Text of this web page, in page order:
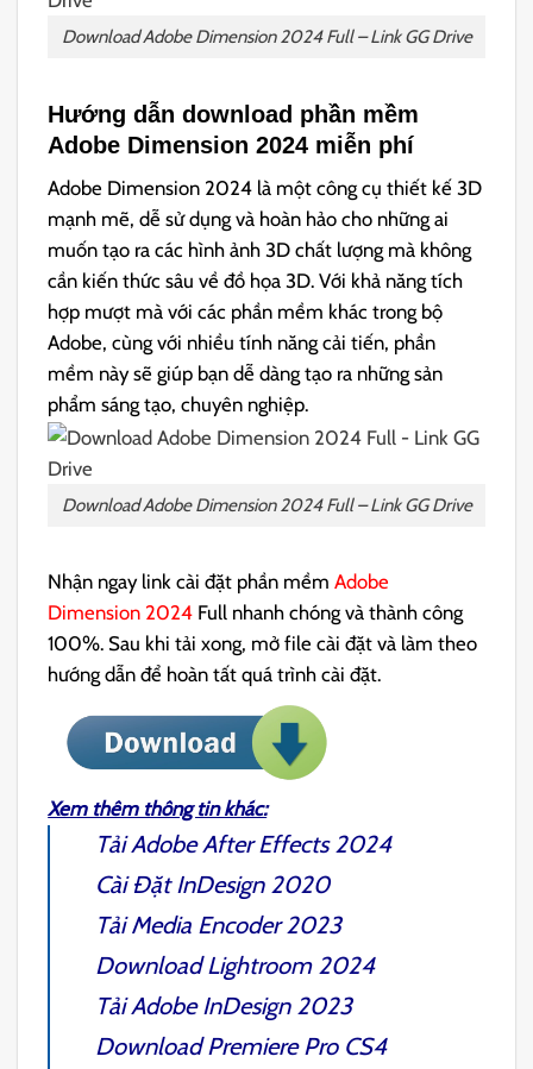
Download Adobe Dimension 2024 Full – Link GG Drive
Hướng dẫn download phần mềm
Adobe Dimension 2024 miễn phí
Adobe Dimension 2024 là một công cụ thiết kế 3D
mạnh mẽ, dễ sử dụng và hoàn hảo cho những ai
muốn tạo ra các hình ảnh 3D chất lượng mà không
cần kiến thức sâu về đồ họa 3D. Với khả năng tích
hợp mượt mà với các phần mềm khác trong bộ
Adobe, cùng với nhiều tính năng cải tiến, phần
mềm này sẽ giúp bạn dễ dàng tạo ra những sản
phẩm sáng tạo, chuyên nghiệp.
Download Adobe Dimension 2024 Full – Link GG Drive
Nhận ngay link cài đặt phần mềmAdobe
Dimension 2024 Full nhanh chóng và thành công
100%. Sau khi tải xong, mở file cài đặt và làm theo
hướng dẫn để hoàn tất quá trình cài đặt.
Xem thêm thông tin khác:
TảiAdobe After Effects 2024
Cài ĐặtInDesign 2020
TảiMedia Encoder 2023
DownloadLightroom 2024
TảiAdobe InDesign 2023
DownloadPremiere Pro CS4